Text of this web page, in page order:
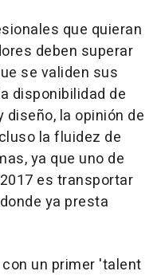
que quieran
deben superar
se validen sus
disponibilidad de
la opinión de
la fluidez de
ya que uno de
es transportar
ya presta
un primer 'talent